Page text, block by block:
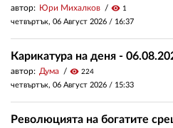
автор: Юри Михалков visibility 1
четвъртък, 06 Август 2026 / 16:37
Карикатура на деня -
автор: Дума visibility 224
четвъртък, 06 Август 2026 / 15:33
Революцията на богатите